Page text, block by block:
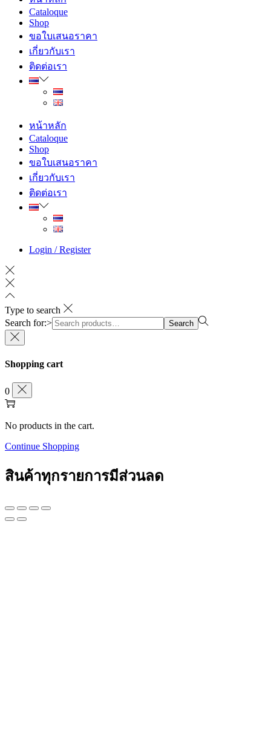
Cataloque
Shop
ขอใบเสนอราคา
เกี่ยวกับเรา
ติดต่อเรา
หน้าหลัก
Cataloque
Shop
ขอใบเสนอราคา
เกี่ยวกับเรา
ติดต่อเรา
Login / Register
Type to search
Search for:>
Search
Shopping cart
0
No products in the cart.
Continue Shopping
สินค้าทุกรายการมีส่วนลด